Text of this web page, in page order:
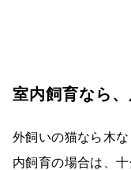
室内飼育なら、
外飼いの猫なら木
内飼育の場合は、